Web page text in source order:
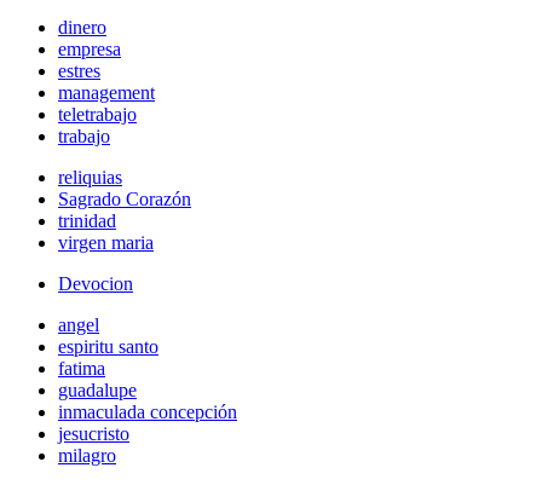
dinero
empresa
estres
management
teletrabajo
trabajo
reliquias
Sagrado Corazón
trinidad
virgen maria
Devocion
angel
espiritu santo
fatima
guadalupe
inmaculada concepción
jesucristo
milagro